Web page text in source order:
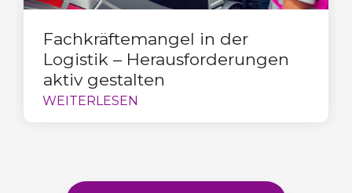
Fachkräftemangel in der
Logistik – Herausforderungen
aktiv gestalten